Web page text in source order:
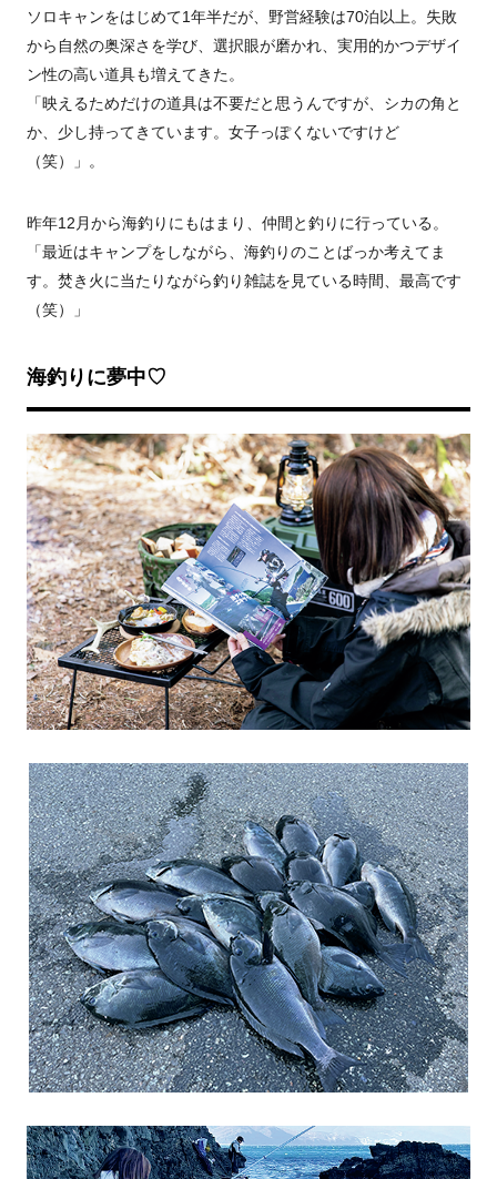
ソロキャンをはじめて1年半だが、野営経験は70泊以上。失敗
から自然の奥深さを学び、選択眼が磨かれ、実用的かつデザイ
ン性の高い道具も増えてきた。
「映えるためだけの道具は不要だと思うんですが、シカの角と
か、少し持ってきています。女子っぽくないですけど
（笑）」。
昨年12月から海釣りにもはまり、仲間と釣りに行っている。
「最近はキャンプをしながら、海釣りのことばっか考えてま
す。焚き火に当たりながら釣り雑誌を見ている時間、最高です
（笑）」
海釣りに夢中♡